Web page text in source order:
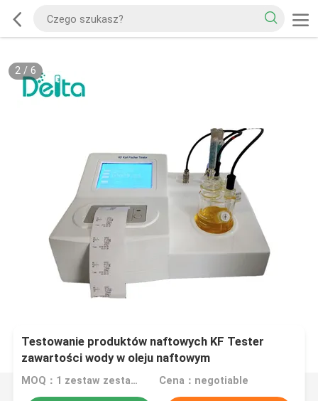
2/ 6
Testowanie produktów naftowych KF Tester
zawartości wody w oleju naftowym
MOQ：1 zestaw zestawu do testowania zawartości wody w oleju Cena：negotiable